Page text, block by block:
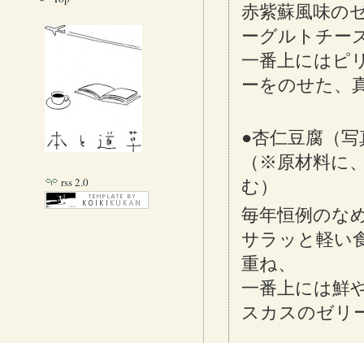
赤紫蘇風味の
ーグルトチー
一番上にはピ
ーをのせた、
●杏仁豆腐（
（※原材料に
む）
毎年恒例のな
サラッと軽い
重ね、
一番上には鮮
スカスのゼリ
rss 2.0